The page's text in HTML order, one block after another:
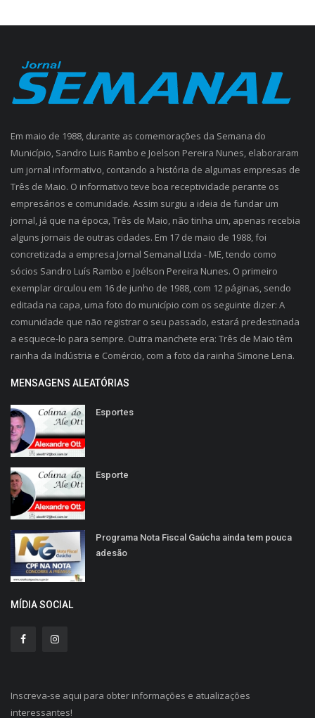
Em maio de 1988, durante as comemorações da Semana do
Município, Sandro Luis Rambo e Joelson Pereira Nunes, elaboraram
um jornal informativo, contando a história de algumas empresas de
Três de Maio. O informativo teve boa receptividade perante os
empresários e comunidade. Assim surgiu a ideia de fundar um
jornal, já que na época, Três de Maio, não tinha um, apenas recebia
alguns jornais de outras cidades. Em 17 de maio de 1988, foi
concretizada a empresa Jornal Semanal Ltda - ME, tendo como
sócios Sandro Luís Rambo e Joélson Pereira Nunes. O primeiro
exemplar circulou em 16 de junho de 1988, com 12 páginas, sendo
editada na capa, uma foto do município com os seguinte dizer: A
comunidade que não registrar o seu passado, estará predestinada
a esquece-lo para sempre. Outra manchete era: Três de Maio têm
rainha da Indústria e Comércio, com a foto da rainha Simone Lena.
MENSAGENS ALEATÓRIAS
Esportes
Esporte
Programa Nota Fiscal Gaúcha ainda tem pouca
adesão
MÍDIA SOCIAL
Inscreva-se aqui para obter informações e atualizações
interessantes!